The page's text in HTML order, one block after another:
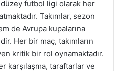
futbol ligi olarak her
Takımlar, sezon
de Avrupa kupalarına
Her bir maç, takımların
kritik bir rol oynamaktadır.
karşılaşma, taraftarlar ve